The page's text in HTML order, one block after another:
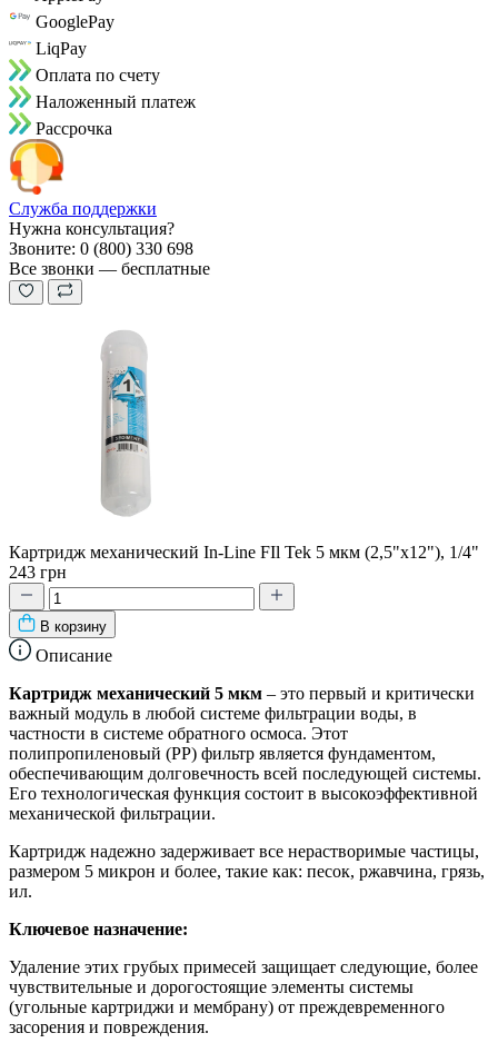
GooglePay
LiqPay
Оплата по счету
Наложенный платеж
Рассрочка
Служба поддержки
Нужна консультация?
Звоните: 0 (800) 330 698
Все звонки — бесплатные
Картридж механический In-Line FIl Tek 5 мкм (2,5"x12"), 1/4"
243 грн
В корзину
Описание
Картридж механический 5 мкм – это первый и критически
важный модуль в любой системе фильтрации воды, в
частности в системе обратного осмоса. Этот
полипропиленовый (PP) фильтр является фундаментом,
обеспечивающим долговечность всей последующей системы.
Его технологическая функция состоит в высокоэффективной
механической фильтрации.
Картридж надежно задерживает все нерастворимые частицы,
размером 5 микрон и более, такие как: песок, ржавчина, грязь,
ил.
Ключевое назначение:
Удаление этих грубых примесей защищает следующие, более
чувствительные и дорогостоящие элементы системы
(угольные картриджи и мембрану) от преждевременного
засорения и повреждения.